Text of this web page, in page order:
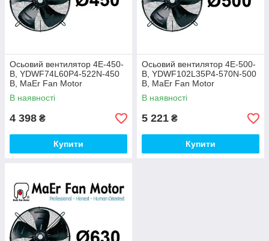
Осьовий вентилятор 4E-450-
B, YDWF74L60P4-522N-450
B, MaEr Fan Motor
В наявності
4 398 ₴
Купити
Осьовий вентилятор 4E-500-
B, YDWF102L35P4-570N-500
B, MaEr Fan Motor
В наявності
5 221 ₴
Купити